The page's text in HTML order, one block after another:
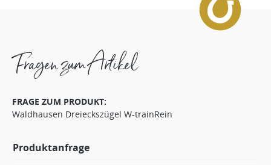
Fragen zum Artikel
FRAGE ZUM PRODUKT:
Waldhausen Dreieckszügel W-trainRein
Produktanfrage